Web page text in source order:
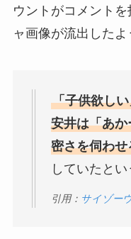
ウントがコメント
ャ画像が流出したよ
「子供欲し
安井は「あ
密さを伺わ
していたとい
引用： サイゾー